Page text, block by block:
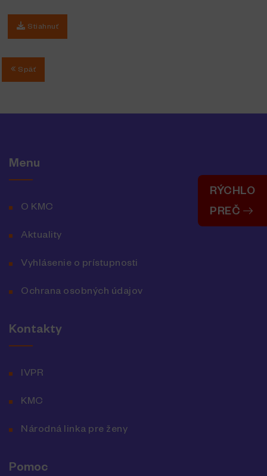
RÝCHLO
PREČ
Stiahnuť
Späť
Menu
O KMC
Aktuality
Vyhlásenie o prístupnosti
Ochrana osobných údajov
Kontakty
IVPR
KMC
Národná linka pre ženy
Pomoc